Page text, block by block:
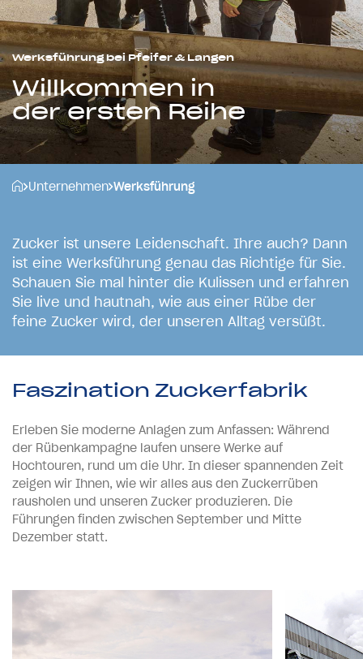
Werksführung bei Pfeifer & Langen
Willkommen in
der ersten Reihe
Unternehmen Werksführung
Zucker ist unsere L eidenschaft. Ihre auch? Dann
ist eine Werksführung genau das Richtige für Sie.
Schauen Sie mal hinter die Kulissen und erfahren
Sie live und hautnah, wie aus einer Rübe der
feine Zucker wird, der unseren Alltag versüßt.
Faszination Zuckerfabrik
Erleben Sie moderne Anlagen zum Anfassen: Während
der Rübenkampagne laufen unsere Werke auf
Hochtouren, rund um die Uhr. In dieser spannenden Zeit
zeigen wir Ihnen, wie wir alles aus den Zuckerrüben
rausholen und unseren Zucker produzieren. Die
Führungen finden zwischen September und Mitte
Dezember statt.